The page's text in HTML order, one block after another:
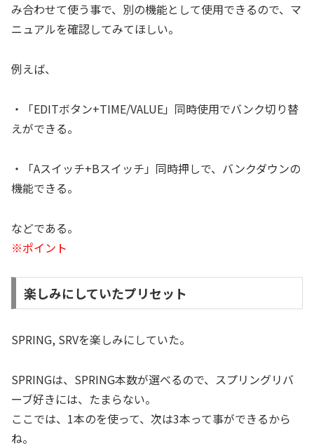
み合わせて使う事で、別の機能として使用できるので、マ
ニュアルを確認してみてほしい。
例えば、
・「EDITボタン+TIME/VALUE」同時使用でバンク切り替
えができる。
・「Aスイッチ+Bスイッチ」同時押しで、バンクダウンの
機能できる。
などである。
※ポイント
楽しみにしていたプリセット
SPRING, SRVを楽しみにしていた。
SPRINGは、SPRING本数が選べるので、スプリングリバ
ーブ好きには、たまらない。
ここでは、1本のを使って、次は3本って事ができるから
ね。